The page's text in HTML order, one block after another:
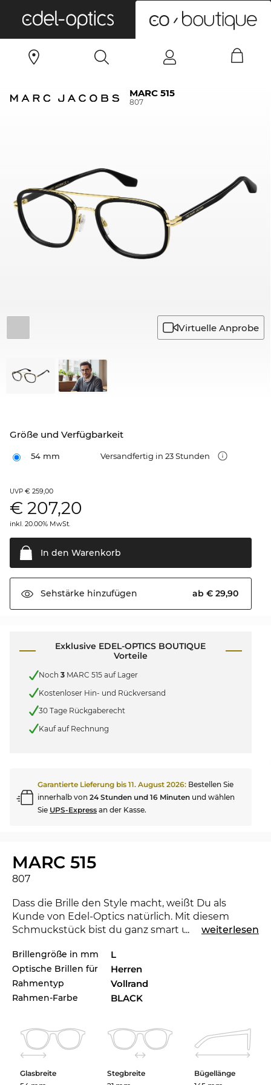
MARC 515
807
Virtuelle Anprobe
Größe und Verfügbarkeit
54 mm Versandfertig in 23 Stunden
UVP € 259,00
€ 207,20
inkl. 20.00% MwSt.
In den Warenkorb
Sehstärke hinzufügen ab € 29,90
Exklusive EDEL-OPTICS BOUTIQUE
Vorteile
Noch 3 MARC 515 auf Lager
Kostenloser Hin- und Rückversand
30 Tage Rückgaberecht
Kauf auf Rechnung
Garantierte Lieferung bis 11. August 2026: Bestellen Sie
innerhalb von 24 Stunden und 16 Minuten und wählen
Sie UPS-Express an der Kasse.
MARC 515
807
Dass die Brille den Style macht, weißt Du als
Kunde von Edel-Optics natürlich. Mit diesem
Schmuckstück bist du ganz smart unterwegs und
Mit der neuenMarc Jacobs
du ein Trendsetter bist. Für die laufende Saison
setzt das renommierte Label mit der Kollektion
Maßstäbe für 2020. Eine andere Farbe würde zu
515 in unserem Sortiment der 2019er und 2020er
Marc Jacobss.
Schnörkellos und stark in Material und
... weiterlesen
Brillengröße in mm L
Optische Brillen für Herren
Rahmentyp Vollrand
Rahmen-Farbe BLACK
Glasbreite
Stegbreite
Bügellänge